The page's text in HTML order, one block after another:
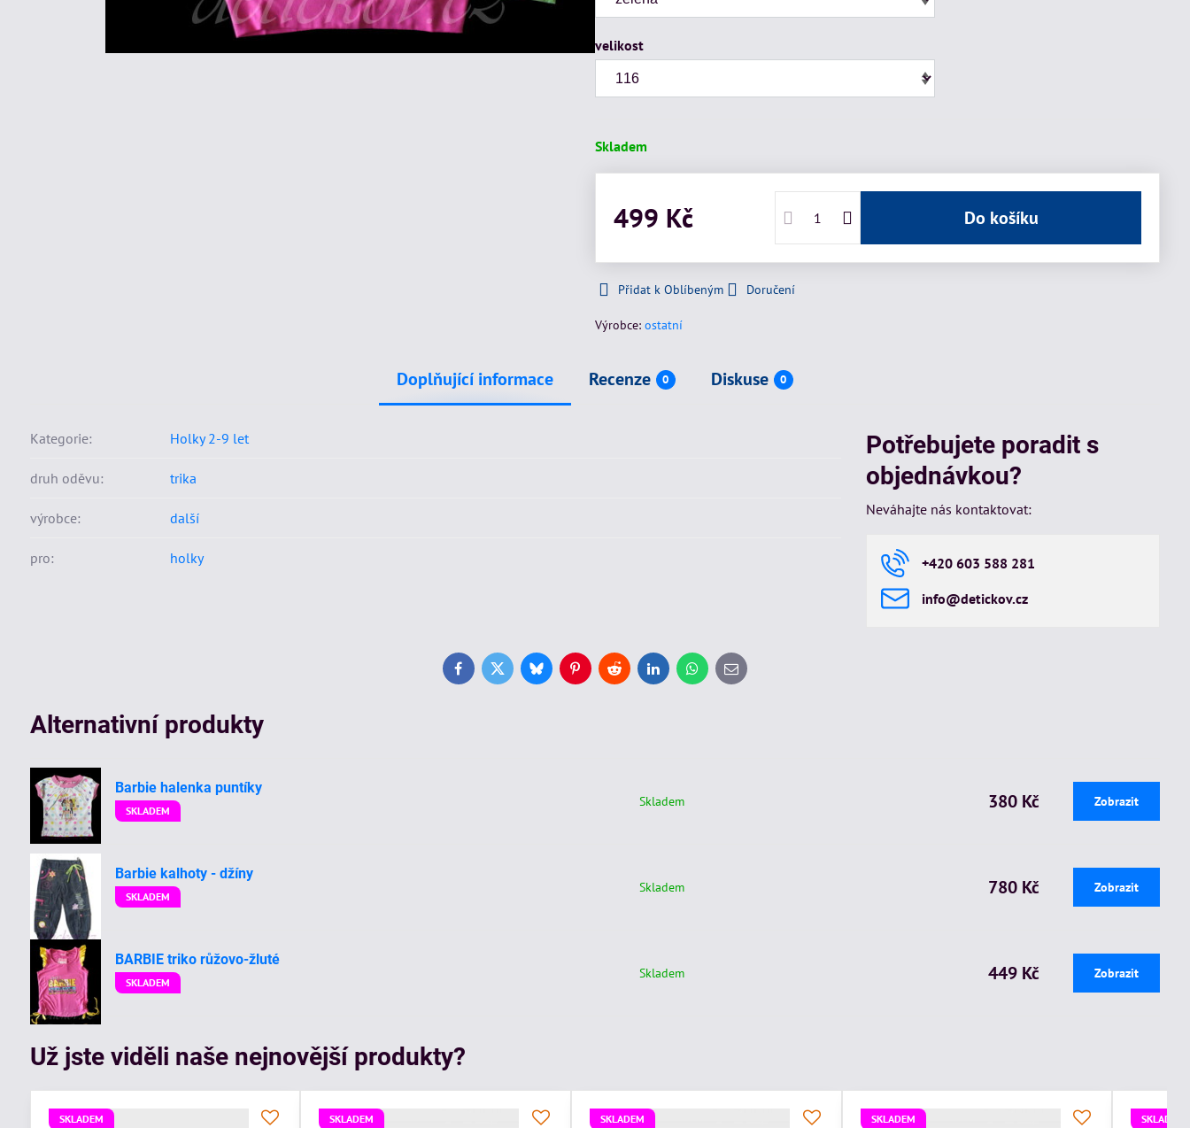
velikost
Skladem
499 Kč Do košíku
Přidat k Oblíbeným Doručení
Výrobce: ostatní
Doplňující informace Recenze 0 Diskuse 0
Kategorie: Holky 2-9 let
druh oděvu: trika
výrobce: další
pro: holky
Potřebujete poradit s
objednávkou?
Neváhajte nás kontaktovat:
+420 603 588 281
info​@detickov​.cz
FacebookTwitterBlueskyPinterestRedditLinkedInWhatsApp
E-
mail
Alternativní produkty
Barbie halenka puntíky
SKLADEM
Skladem 380 Kč Zobrazit
Barbie kalhoty - džíny
SKLADEM
Skladem 780 Kč Zobrazit
BARBIE triko růžovo-žluté
SKLADEM
Skladem 449 Kč Zobrazit
Už jste viděli naše nejnovější produkty?
SKLADEM SKLADEM SKLADEM SKLADEM SKLADEM